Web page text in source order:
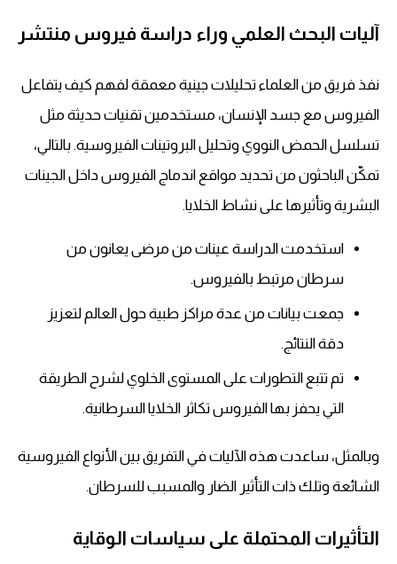
آليات البحث العلمي وراء دراسة فيروس منتشر
نفذ فريق من العلماء تحليلات جينية معمقة لفهم كيف يتفاعل
الفيروس مع جسد الإنسان، مستخدمين تقنيات حديثة مثل
تسلسل الحمض النووي وتحليل البروتينات الفيروسية. بالتالي،
تمكّن الباحثون من تحديد مواقع اندماج الفيروس داخل الجينات
البشرية وتأثيرها على نشاط الخلايا.
استخدمت الدراسة عينات من مرضى يعانون من
سرطان مرتبط بالفيروس.
جمعت بيانات من عدة مراكز طبية حول العالم لتعزيز
دقة النتائج.
تم تتبع التطورات على المستوى الخلوي لشرح الطريقة
التي يحفز بها الفيروس تكاثر الخلايا السرطانية.
وبالمثل، ساعدت هذه الآليات في التفريق بين الأنواع الفيروسية
الشائعة وتلك ذات التأثير الضار والمسبب للسرطان.
التأثيرات المحتملة على سياسات الوقاية